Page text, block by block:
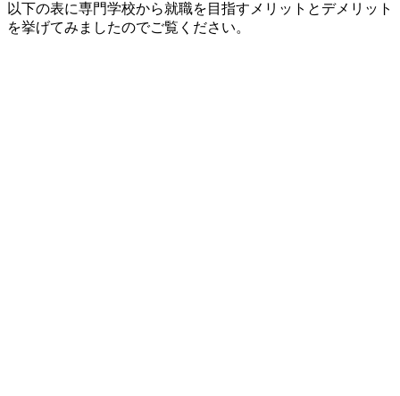
以下の表に専門学校から就職を目指すメリットとデメリット
を挙げてみましたのでご覧ください。